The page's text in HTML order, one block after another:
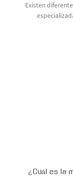
Existen
¿Cuál es la